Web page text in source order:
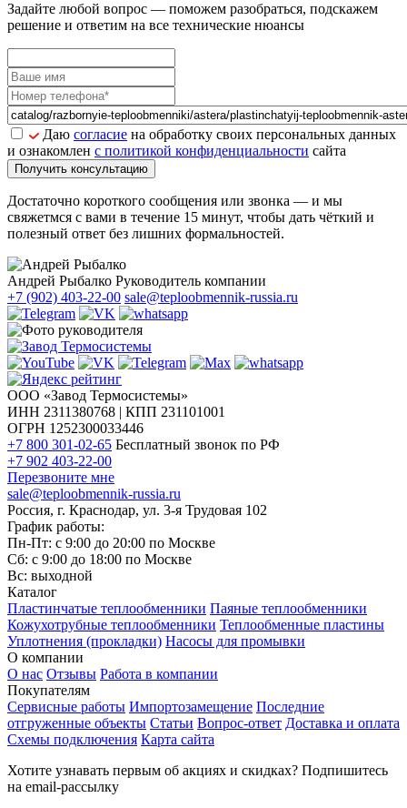
Задайте любой вопрос — поможем разобраться, подскажем
решение и ответим на все технические нюансы
Даю согласие на обработку своих персональных данных
и ознакомлен с политикой конфиденциальности сайта
Получить консультацию
Достаточно короткого сообщения или звонка — и мы
свяжетмся с вами в течение 15 минут, чтобы дать чёткий и
полезный ответ без лишних формальностей.
Андрей Рыбалко Руководитель компании
+7 (902) 403-22-00 sale@teploobmennik-russia.ru
ООО «Завод Термосистемы»
ИНН 2311380768 | КПП 231101001
ОГРН 1252300033446
+7 800 301-02-65 Бесплатный звонок по РФ
+7 902 403-22-00
Перезвоните мне
sale@teploobmennik-russia.ru
Россия, г. Краснодар, ул. 3-я Трудовая 102
График работы:
Пн-Пт: с 9:00 до 20:00 по Москве
Сб: с 9:00 до 18:00 по Москве
Вс: выходной
Каталог
Пластинчатые теплообменники Паяные теплообменники
Кожухотрубные теплообменники Теплообменные пластины
Уплотнения (прокладки) Насосы для промывки
О компании
О нас Отзывы Работа в компании
Покупателям
Сервисные работы Импортозамещение Последние
отгруженные объекты Статьи Вопрос-ответ Доставка и оплата
Схемы подключения Карта сайта
Хотите узнавать первым об акциях и скидках? Подпишитесь
на email-рассылку